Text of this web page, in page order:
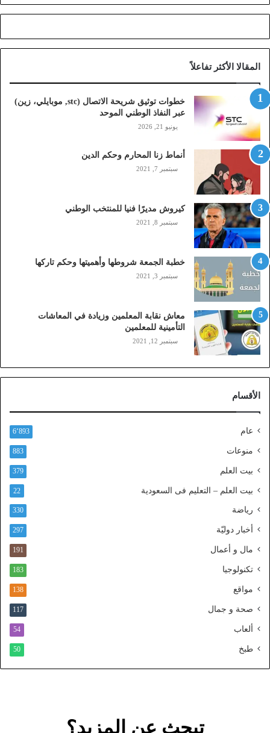
ر
ل
ا
ت
ص
ل
(
s
,
م
و
ب
ا
ي
ل
ي
ز
ي
ن
)
ا
ل
ف
ا
ا
ل
ط
ا
م
و
د
المقالا الأكثر تفاعلاً
خطوات توثيق شريحة الاتصال (stc, موبايلي، زين)
عبر النفاذ الوطني الموحد
يونيو 21, 2026
أنماط زنا المحارم وحكم الدين
سبتمبر 7, 2021
كيروش مديرًا فنيا للمنتخب الوطني
سبتمبر 8, 2021
خطبة الجمعة شروطها وأهميتها وحكم تاركها
سبتمبر 3, 2021
معاش نقابة المعلمين وزيادة في المعاشات
التأمينية للمعلمين
سبتمبر 12, 2021
الأقسام
عام 6٬893
منوعات 883
بيت العلم 379
بيت العلم – التعليم فى السعودية 22
رياضة 330
أخبار دوليّة 297
مال و أعمال 191
تكنولوجيا 183
مواقع 138
صحة و جمال 117
ألعاب 54
طبخ 50
تبحث عن المزيد؟